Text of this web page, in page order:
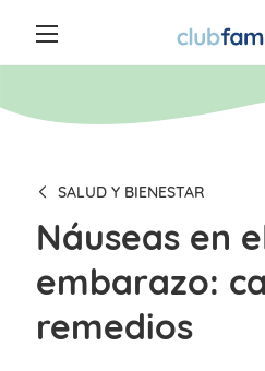
SALUD Y BIENESTAR
Náuseas en
embarazo:
remedios